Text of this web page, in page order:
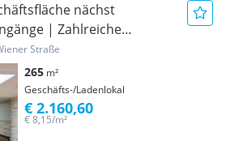
nächst
| Zahlreiche
Straße
265 m²
Geschäfts-/Ladenlokal
€ 8,15/m²
€ 2.160,60